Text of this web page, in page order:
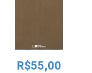
R$55,00